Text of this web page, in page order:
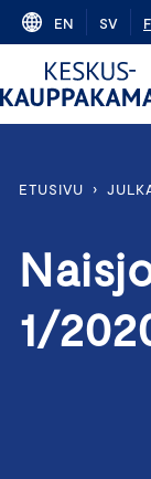
Skip
content
EN SV
ETUSIVU ›
1/